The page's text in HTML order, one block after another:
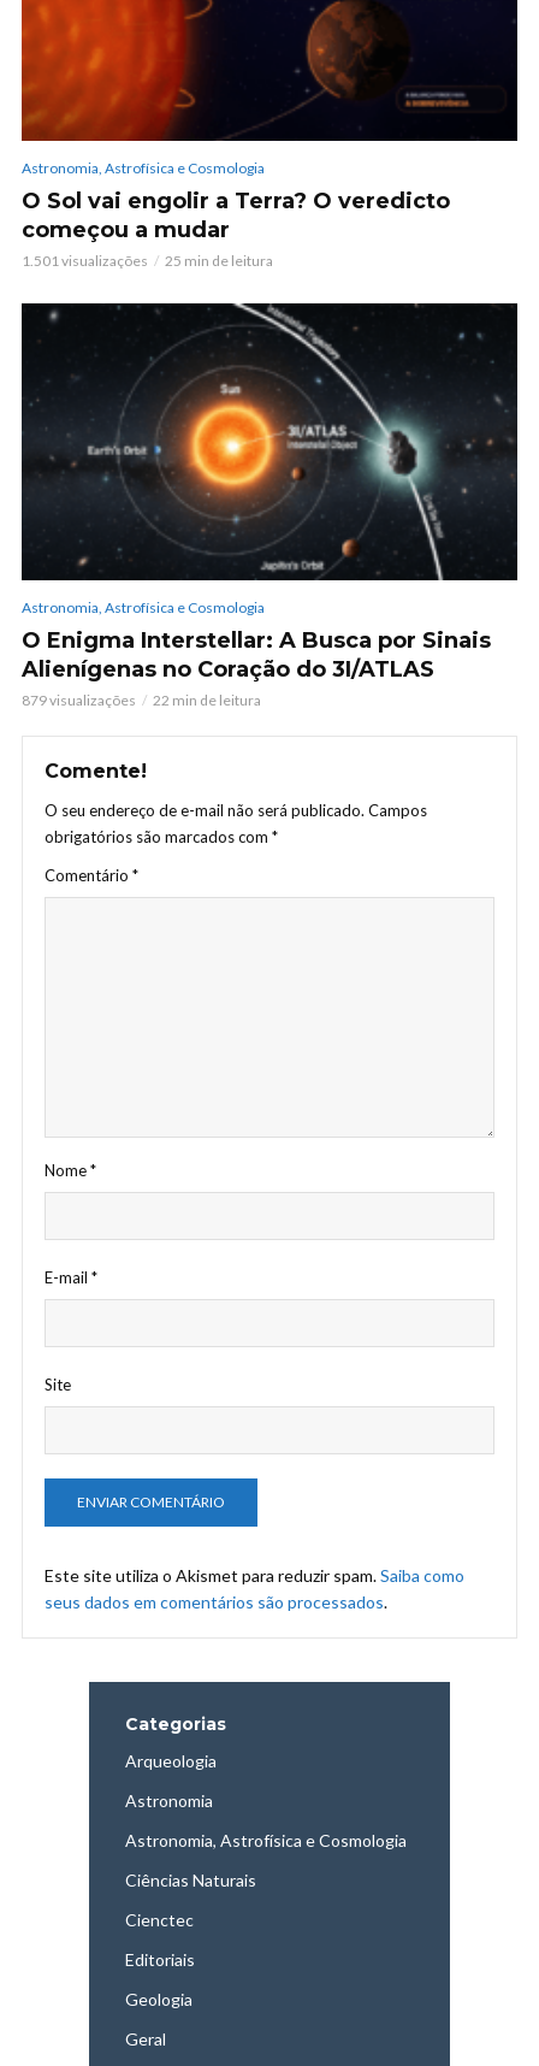
Astronomia, Astrofísica e Cosmologia
O Sol vai engolir a Terra? O veredicto
começou a mudar
1.501 visualizações 25 min de leitura
Astronomia, Astrofísica e Cosmologia
O Enigma Interstellar: A Busca por Sinais
Alienígenas no Coração do 3I/ATLAS
879 visualizações 22 min de leitura
Comente!
O seu endereço de e-mail não será publicado. Campos
obrigatórios são marcados com *
Comentário *
Nome*
E-mail *
Site
Este site utiliza o Akismet para reduzir spam.Saiba como
seus dados em comentários são processados.
Categorias
Arqueologia
Astronomia
Astronomia, Astrofísica e Cosmologia
Ciências Naturais
Cienctec
Editoriais
Geologia
Geral